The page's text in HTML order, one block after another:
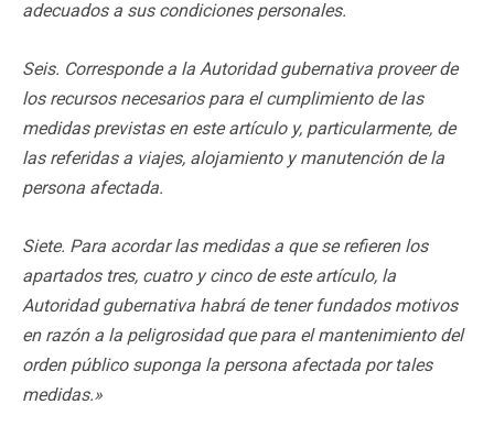
adecuados a sus condiciones personales.
Seis. Corresponde a la Autoridad gubernativa proveer de
los recursos necesarios para el cumplimiento de las
medidas previstas en este artículo y, particularmente, de
las referidas a viajes, alojamiento y manutención de la
persona afectada.
Siete. Para acordar las medidas a que se refieren los
apartados tres, cuatro y cinco de este artículo, la
Autoridad gubernativa habrá de tener fundados motivos
en razón a la peligrosidad que para el mantenimiento del
orden público suponga la persona afectada por tales
medidas.»